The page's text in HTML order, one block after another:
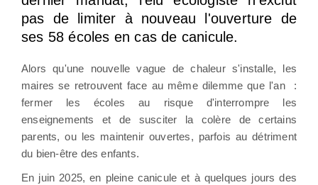
pas de limiter à nouveau l'ouverture de
ses 58 écoles en cas de canicule.
Alors qu'une nouvelle vague de chaleur s'installe, les
maires se retrouvent face au même dilemme que l'an :
fermer les écoles au risque d'interrompre les
enseignements et de susciter la colère de certains
parents, ou les maintenir ouvertes, parfois au détriment
du bien-être des enfants.
En juin 2025, en pleine canicule et à quelques jours des